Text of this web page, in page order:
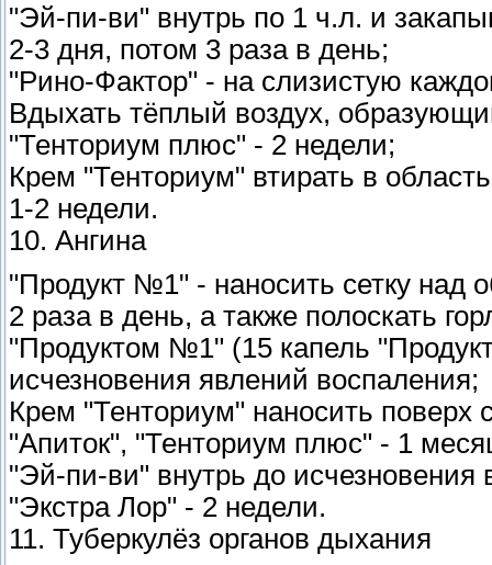
"Эй-пи-ви" внутрь по 1 ч.л. и
2-3 дня, потом 3 раза в день;
"Рино-Фактор" - на слизистую
Вдыхать тёплый воздух,
"Тенториум плюс" - 2 недели;
Крем "Тенториум" втирать в
1-2 недели.
10. Ангина
"Продукт №1" - наносить сетку
2 раза в день, а также полоскать
"Продуктом №1" (15 капель
исчезновения явлений воспаления;
Крем "Тенториум" наносить поверх
"Апиток", "Тенториум плюс" - 1
"Эй-пи-ви" внутрь до исчезновения
"Экстра Лор" - 2 недели.
11. Туберкулёз органов дыхания